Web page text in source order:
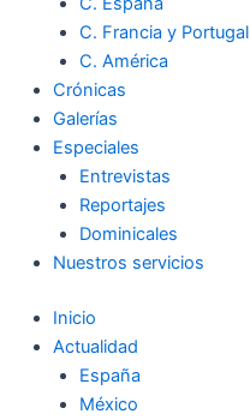
C. Francia y Portugal
C. América
Crónicas
Galerías
Especiales
Entrevistas
Reportajes
Dominicales
Nuestros servicios
Inicio
Actualidad
España
México